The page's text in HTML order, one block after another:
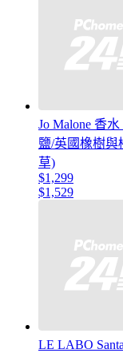
Jo Malone 香
鹽/英國橡樹與
草)
$1,299
$1,529
LE LABO